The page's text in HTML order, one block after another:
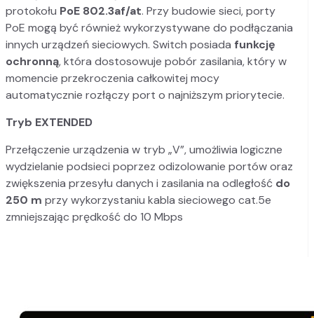
protokołu PoE 802.3af/at. Przy budowie sieci, porty
PoE mogą być również wykorzystywane do podłączania
innych urządzeń sieciowych. Switch posiada funkcję
ochronną, która dostosowuje pobór zasilania, który w
momencie przekroczenia całkowitej mocy
automatycznie rozłączy port o najniższym priorytecie.
Tryb EXTENDED
Przełączenie urządzenia w tryb „V”, umożliwia logiczne
wydzielanie podsieci poprzez odizolowanie portów oraz
zwiększenia przesyłu danych i zasilania na odległość do
250 m przy wykorzystaniu kabla sieciowego cat.5e
zmniejszając prędkość do 10 Mbps